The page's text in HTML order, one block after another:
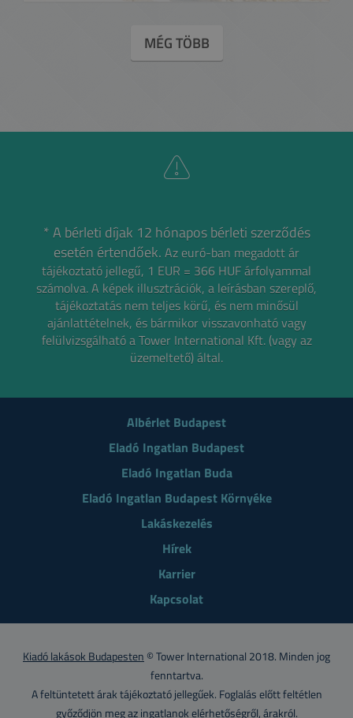
MÉG TÖBB
* A bérleti díjak 12 hónapos bérleti szerződés
esetén értendőek. Az euró-ban megadott ár
tájékoztató jellegű, 1 EUR = 366 HUF árfolyammal
számolva.A képek illusztrációk, a leírásban szereplő,
tájékoztatás nem teljes körű, és nem minősül
ajánlattételnek, és bármikor visszavonható vagy
felülvizsgálható a Tower International Kft. (vagy az
üzemeltető) által.
Albérlet Budapest
Eladó Ingatlan Budapest
Eladó Ingatlan Buda
Eladó Ingatlan Budapest Környéke
Lakáskezelés
Hírek
Karrier
Kapcsolat
Kiadó lakások Budapesten © Tower International 2018. Minden jog
fenntartva.
A feltüntetett árak tájékoztató jellegűek. Foglalás előtt feltétlen
győződjön meg az ingatlanok elérhetőségről, árakról.